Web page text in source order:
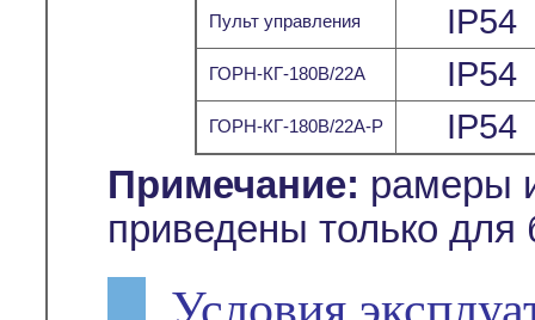
Пульт управления IP54
ГОРН-КГ-180В/22А IP54
ГОРН-КГ-180В/22А-Р IP54
Примечание: рамеры
приведены только для